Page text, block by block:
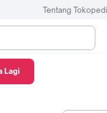
Tentang
Lagi